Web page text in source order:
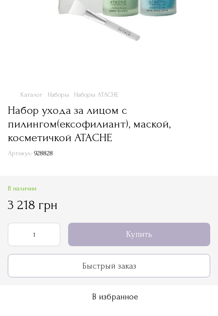
Каталог Наборы Наборы ATACHE
Набор ухода за лицом с
пилингом(ексофилиант), маской,
косметичкой ATACHE
Артикул: 928828
В наличии
3 218 грн
Купить
Быстрый заказ
В избранное